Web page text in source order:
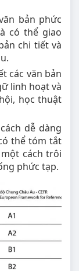
bản phức
có thể giao
chi tiết và
các văn bản
linh hoạt và
học thuật
dễ dàng
thể tóm tắt
cách trôi
phức tạp.